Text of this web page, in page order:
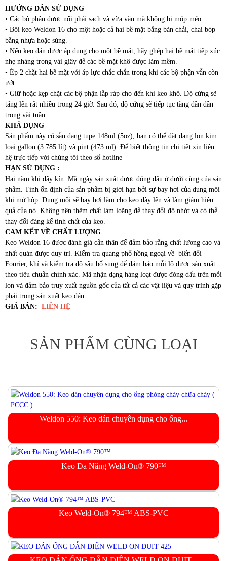
HƯỚNG DẪN SỬ DỤNG
• Các bộ phận được nối phải sạch và vừa vặn mà không bị móp méo
• Bôi keo Weldon 16 cho một hoặc cả hai bề mặt bằng bàn chải, chai bóp
bằng nhựa hoặc súng.
• Nếu keo dán được áp dụng cho một bề mặt, hãy ghép hai bề mặt tiếp xúc
nhẹ nhàng trong vài giây để các bề mặt khô được làm mềm.
• Ép 2 chặt hai bề mặt với áp lực chắc chắn trong khi các bộ phận vẫn còn
ướt.
• Giữ hoặc kẹp chặt các bộ phận lắp ráp cho đến khi keo khô. Độ cứng sẽ
tăng lên rất nhiều trong 24 giờ. Sau đó, độ cứng sẽ tiếp tục tăng dần dần
trong vài tuần.
KHẢ DỤNG
Sản phẩm này có sẵn dạng tupe 148ml (5oz), bạn có thể đặt dạng lon kim
loại gallon (3.785 lít) và pint (473 ml). Để biết thông tin chi tiết xin liên
hệ trực tiếp với chúng tôi theo số hotline
HẠN SỬ DỤNG :
Hai năm khi đậy kín. Mã ngày sản xuất được đóng dấu ở dưới cùng của sản
phẩm. Tính ổn định của sản phẩm bị giới hạn bởi sự bay hơi của dung môi
khi mở hộp. Dung môi sẽ bay hơi làm cho keo dày lên và làm giảm hiệu
quả của nó. Không nên thêm chất làm loãng để thay đổi độ nhớt và có thể
thay đổi đáng kể tính chất của keo.
CAM KẾT VỀ CHẤT LƯỢNG
Keo Weldon 16 được đánh giá cẩn thận để đảm bảo rằng chất lượng cao và
nhất quán được duy trì. Kiểm tra quang phổ hồng ngoại về biến đổi
Fourier, khí và kiểm tra độ sâu bổ sung để đảm bảo mỗi lô được sản xuất
theo tiêu chuẩn chính xác. Mã nhận dạng hàng loạt được đóng dấu trên mỗi
lon và đảm bảo truy xuất nguồn gốc của tất cả các vật liệu và quy trình gặp
phải trong sản xuất keo dán
GIÁ BÁN: LIÊN HỆ
SẢN PHẨM CÙNG LOẠI
Weldon 550: Keo dán chuyên dụng cho ống...
Keo Đa Năng Weld-On® 790™
Keo Weld-On® 794™ ABS-PVC